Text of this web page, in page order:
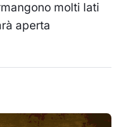
molti lati
aperta